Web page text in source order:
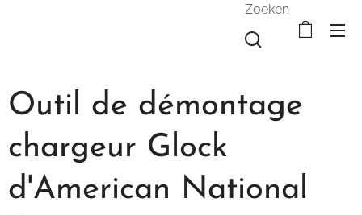
Zoeken
Outil de démontage
chargeur Glock
d'American National